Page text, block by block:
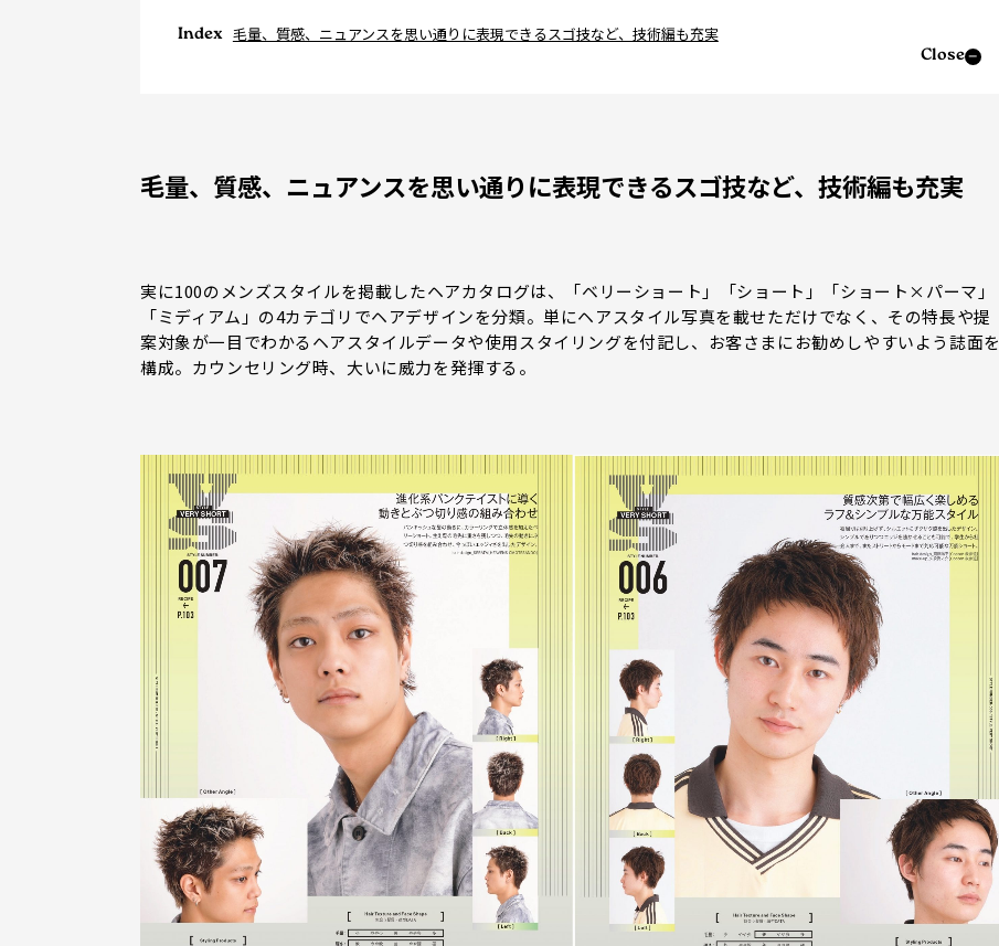
Index
Close
毛量、質感、ニュアンスを思い通りに表現できるスゴ技など、技術編も充実
毛量、質感、ニュアンスを思い通りに表現できるスゴ技など、技術編も充実
実に100のメンズスタイルを掲載したヘアカタログは、「ベリーショート」「ショート」「ショート×パーマ」
「ミディアム」の4カテゴリでヘアデザインを分類。単にヘアスタイル写真を載せただけでなく、その特長や提
案対象が一目でわかるヘアスタイルデータや使用スタイリングを付記し、お客さまにお勧めしやすいよう誌面を
構成。カウンセリング時、大いに威力を発揮する。